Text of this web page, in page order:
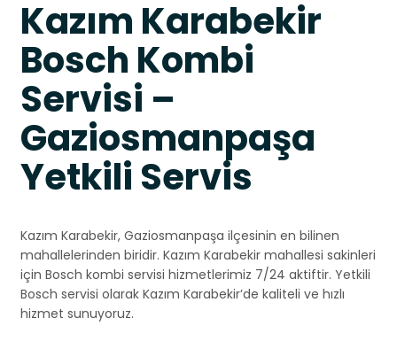
Kazım Karabekir
Bosch Kombi
Servisi –
Gaziosmanpaşa
Yetkili Servis
Kazım Karabekir, Gaziosmanpaşa ilçesinin en bilinen
mahallelerinden biridir. Kazım Karabekir mahallesi sakinleri
için Bosch kombi servisi hizmetlerimiz 7/24 aktiftir. Yetkili
Bosch servisi olarak Kazım Karabekir’de kaliteli ve hızlı
hizmet sunuyoruz.